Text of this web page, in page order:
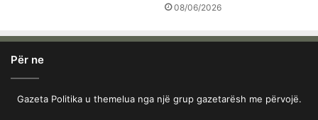
08/06/2026
Për ne
Gazeta Politika u themelua nga një grup gazetarësh me përvojë.